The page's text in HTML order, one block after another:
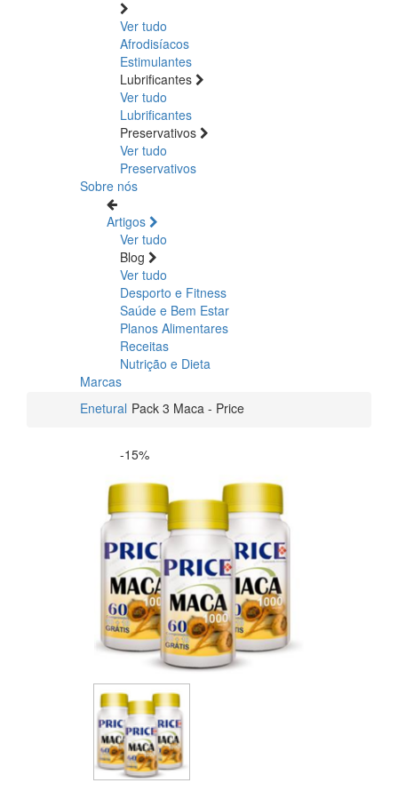
Ver tudo
Afrodisíacos
Estimulantes
Lubrificantes
Ver tudo
Lubrificantes
Preservativos
Ver tudo
Preservativos
Sobre nós
Artigos
Ver tudo
Blog
Ver tudo
Desporto e Fitness
Saúde e Bem Estar
Planos Alimentares
Receitas
Nutrição e Dieta
Marcas
Enetural Pack 3 Maca - Price
-15%